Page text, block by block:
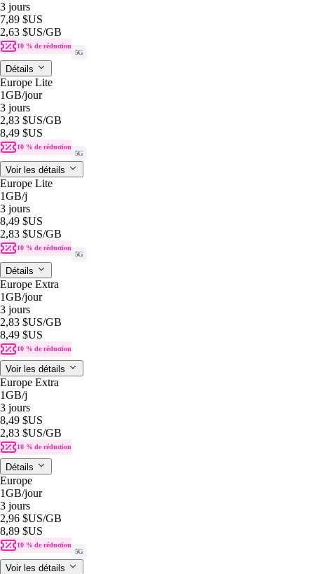
3 jours
7,89 $US
2,63 $US/GB
10 % de réduction
5G
Détails
Europe Lite
1GB/jour
3 jours
2,83 $US/GB
8,49 $US
10 % de réduction
5G
Voir les détails
Europe Lite
1GB/j
3 jours
8,49 $US
2,83 $US/GB
10 % de réduction
5G
Détails
Europe Extra
1GB/jour
3 jours
2,83 $US/GB
8,49 $US
10 % de réduction
Voir les détails
Europe Extra
1GB/j
3 jours
8,49 $US
2,83 $US/GB
10 % de réduction
Détails
Europe
1GB/jour
3 jours
2,96 $US/GB
8,89 $US
10 % de réduction
5G
Voir les détails